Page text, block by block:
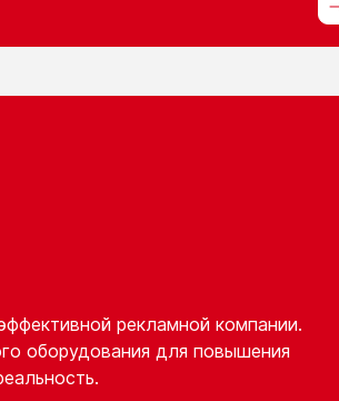
рекламной компании.
оборудования для повышения